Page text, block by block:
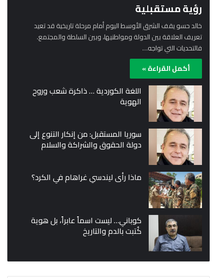
رؤية مستقبلية
خالد حسو يقف الشرق الأوسط اليوم أمام مرحلة تاريخية قد تعيد
تعريف العلاقة بين الدولة ومواطنيها، وبين السلطة والمجتمع.
فالتحديات التي تواجه…
أكمل القراءة »
اللغة الكوردية … ذاكرة شعب وروح
الهوية
سوريا المستقبل: من إنكار التنوع إلى
دولة الحقوق والشراكة والسلام
ماذا رأى ليندسي غراهام في الكرد؟
كوباني… ليست اسماً عابراً، بل هوية
كُتبت بالدم والتاريخ